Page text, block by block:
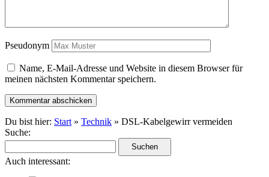
Pseudonym
Name, E-Mail-Adresse und Website in diesem Browser für
meinen nächsten Kommentar speichern.
Du bist hier: Start » Technik » DSL-Kabelgewirr vermeiden
Suche:
Auch interessant: